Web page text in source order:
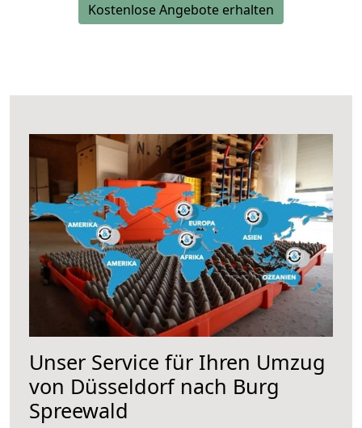
Kostenlose Angebote erhalten
Unser Service für Ihren Umzug
von Düsseldorf nach Burg
Spreewald